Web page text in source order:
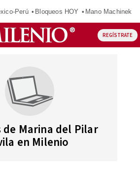
Perú Bloqueos HOY Mano Machinek
REGÍSTRATE
de Marina del Pilar
en Milenio